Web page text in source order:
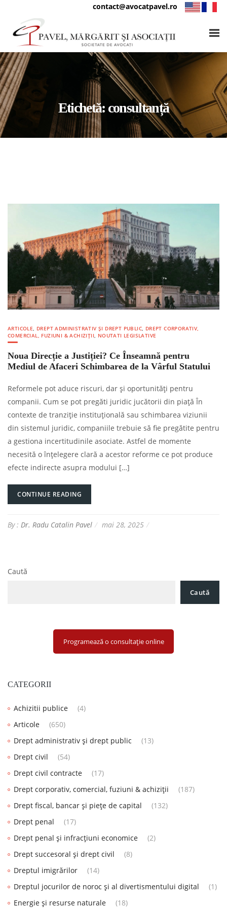
contact@avocatpavel.ro
Etichetă: consultanță
ARTICOLE, DREPT ADMINISTRATIV ȘI DREPT PUBLIC, DREPT CORPORATIV,
COMERCIAL, FUZIUNI & ACHIZIȚII, NOUTATI LEGISLATIVE
Noua Direcție a Justiției? Ce Înseamnă pentru
Mediul de Afaceri Schimbarea de la Vârful Statului
Reformele pot aduce riscuri, dar și oportunități pentru
companii. Cum se pot pregăti juridic jucătorii din piață În
contexte de tranziție instituțională sau schimbarea viziunii
din sistemul juridic, companiile trebuie să fie pregătite pentru
a gestiona incertitudinile asociate. Astfel de momente
necesită o înțelegere clară a acestor reforme ce pot produce
efecte indirecte asupra modului […]
CONTINUE READING
By : Dr. Radu Catalin Pavel mai 28, 2025
Caută
Caută
Programează o consultație online
CATEGORII
Achizitii publice
(4)
Articole
(650)
Drept administrativ și drept public
(13)
Drept civil
(54)
Drept civil contracte
(17)
Drept corporativ, comercial, fuziuni & achiziții
(187)
Drept fiscal, bancar și piețe de capital
(132)
Drept penal
(17)
Drept penal și infracțiuni economice
(2)
Drept succesoral și drept civil
(8)
Dreptul imigrărilor
(14)
Dreptul jocurilor de noroc și al divertismentului digital
(1)
Energie și resurse naturale
(18)